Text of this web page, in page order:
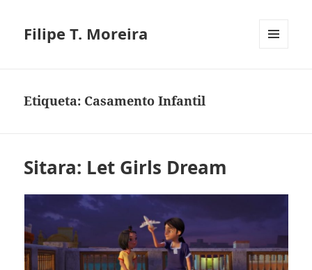
Filipe T. Moreira
Etiqueta: Casamento Infantil
Sitara: Let Girls Dream